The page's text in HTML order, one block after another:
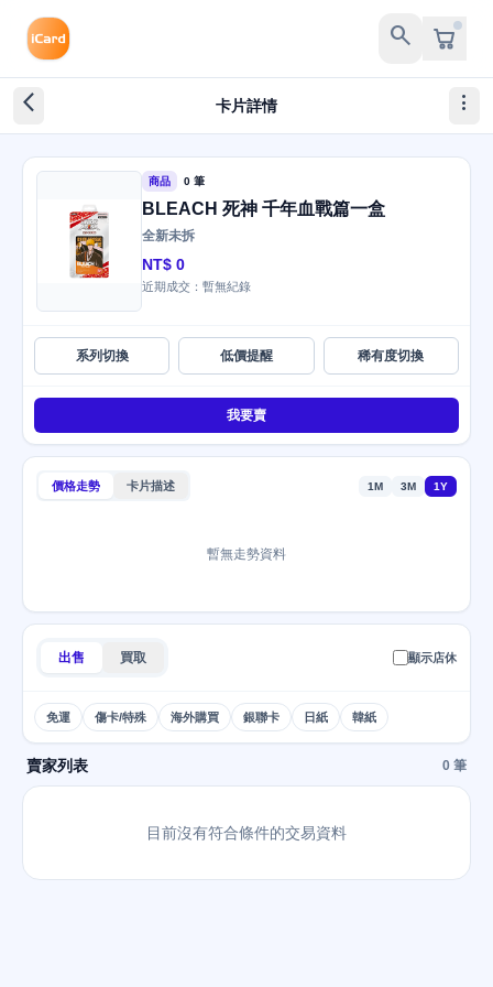
search
arrow_back_ios_new 卡片詳情 more_vert
商品 0 筆
BLEACH 死神 千年血戰篇一盒
全新未拆
NT$ 0
近期成交：暫無紀錄
系列切換 低價提醒 稀有度切換
我要賣
價格走勢 卡片描述 1M 3M 1Y
暫無走勢資料
出售 買取 顯示店休
免運 傷卡/特殊 海外購買 銀聯卡 日紙 韓紙
賣家列表 0 筆
目前沒有符合條件的交易資料